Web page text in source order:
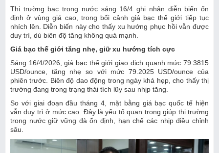
Thị trường bạc trong nước sáng 16/4 ghi nhận diễn biến ổn
định ở vùng giá cao, trong bối cảnh giá bạc thế giới tiếp tục
nhích lên. Diễn biến này cho thấy xu hướng phục hồi vẫn được
duy trì, dù biên độ tăng không quá mạnh.
Giá bạc thế giới tăng nhẹ, giữ xu hướng tích cực
Sáng 16/4/2026, giá bạc thế giới giao dịch quanh mức 79.3815
USD/ounce, tăng nhẹ so với mức 79.2025 USD/ounce của
phiên trước. Biên độ dao động trong ngày khá hẹp, cho thấy thị
trường đang trong trạng thái tích lũy sau nhịp tăng.
So với giai đoạn đầu tháng 4, mặt bằng giá bạc quốc tế hiện
vẫn duy trì ở mức cao. Đây là yếu tố quan trọng giúp thị trường
trong nước giữ vững đà ổn định, hạn chế các nhịp điều chỉnh
sâu.